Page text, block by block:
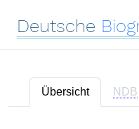
Deutsche
Übersicht NDB